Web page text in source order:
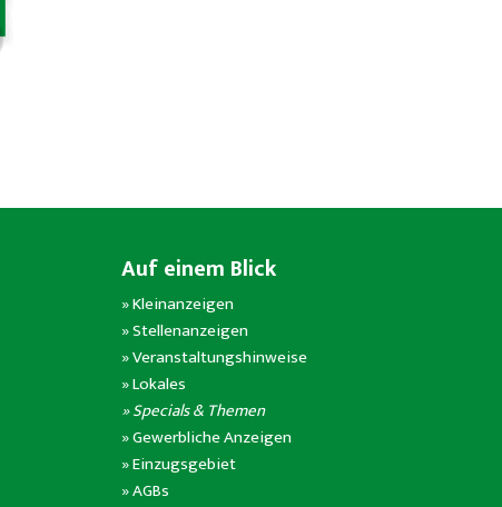
Auf einem Blick
»Kleinanzeigen
»Stellenanzeigen
»Veranstaltungshinweise
»Lokales
» Specials & Themen
»Gewerbliche Anzeigen
»Einzugsgebiet
»AGBs